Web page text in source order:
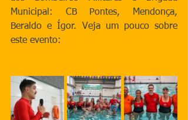
Municipal: CB Pontes, Mendonça,
Beraldo e Ígor. Veja um pouco sobre
este evento: